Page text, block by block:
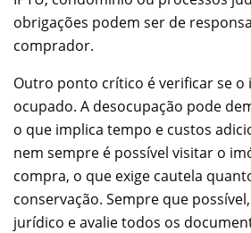
obrigações podem ser de
comprador.
Outro ponto crítico é verificar se o
ocupado. A desocupação pode
o que implica tempo e custos
nem sempre é possível visitar o
compra, o que exige cautela
conservação. Sempre que
jurídico e avalie todos os